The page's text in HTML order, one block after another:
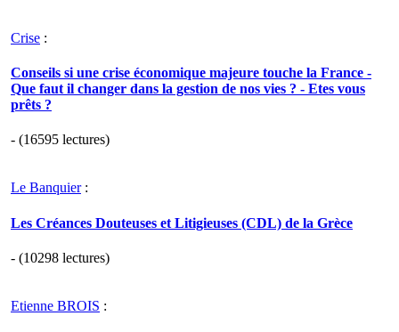
Crise :
Conseils si une crise économique majeure touche la France -
Que faut il changer dans la gestion de nos vies ? - Etes vous
prêts ?
- (16595 lectures)
Le Banquier:
Les Créances Douteuses et Litigieuses (CDL) de la Grèce
- (10298 lectures)
Etienne BROIS :